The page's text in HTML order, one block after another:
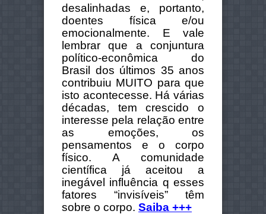
desalinhadas e, portanto,
doentes física e/ou
emocionalmente. E vale
lembrar que a conjuntura
político-econômica do
Brasil dos últimos 35 anos
contribuiu MUITO para que
isto acontecesse. Há várias
décadas, tem crescido o
interesse pela relação entre
as emoções, os
pensamentos e o corpo
físico. A comunidade
científica já aceitou a
inegável influência q esses
fatores “invisíveis” têm
sobre o corpo. Saiba +++